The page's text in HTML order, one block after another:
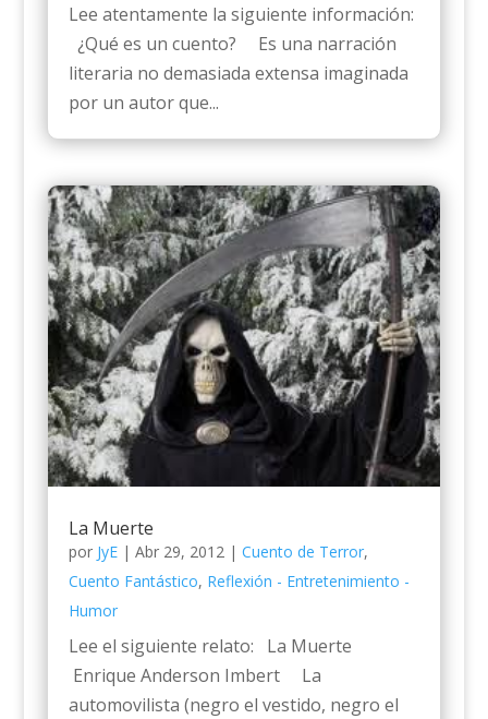
Lee atentamente la siguiente información:
¿Qué es un cuento? Es una narración
literaria no demasiada extensa imaginada
por un autor que...
La Muerte
por JyE| Abr 29, 2012| Cuento de Terror,
Cuento Fantástico, Reflexión - Entretenimiento -
Humor
Lee el siguiente relato: La Muerte
Enrique Anderson Imbert La
automovilista (negro el vestido, negro el